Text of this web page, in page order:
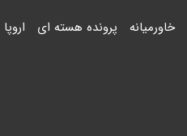
خاورمیانه پرونده هسته ای اروپا